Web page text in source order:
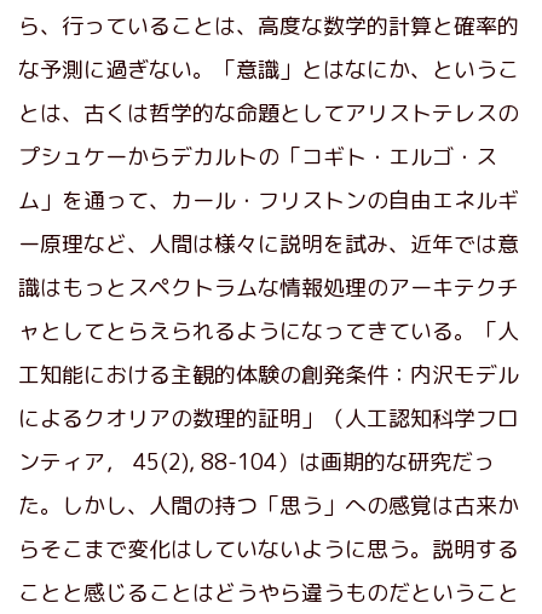
ら、行っていることは、高度な数学的計算と確率的
な予測に過ぎない。「意識」とはなにか、というこ
とは、古くは哲学的な命題としてアリストテレスの
プシュケーからデカルトの「コギト・エルゴ・ス
ム」を通って、カール・フリストンの自由エネルギ
ー原理など、人間は様々に説明を試み、近年では意
識はもっとスペクトラムな情報処理のアーキテクチ
ャとしてとらえられるようになってきている。「人
工知能における主観的体験の創発条件：内沢モデル
によるクオリアの数理的証明」（人工認知科学フロ
ンティア， 45(2), 88-104）は画期的な研究だっ
た。しかし、人間の持つ「思う」への感覚は古来か
らそこまで変化はしていないように思う。説明する
ことと感じることはどうやら違うものだということ